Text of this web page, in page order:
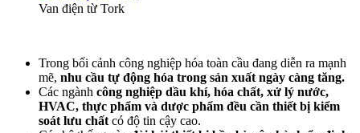
Van điện từ Tork
Trong bối cảnh công nghiệp hóa toàn cầu đang diễn ra mạnh
mẽ, nhu cầu tự động hóa trong sản xuất ngày càng tăng.
Các ngành công nghiệp dầu khí, hóa chất, xử lý nước,
HVAC, thực phẩm và dược phẩm đều cần thiết bị kiểm
soát lưu chất có độ tin cậy cao.